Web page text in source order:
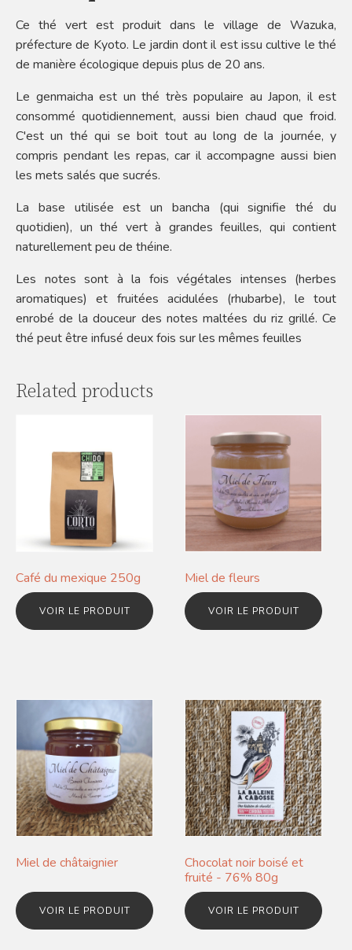
Ce thé vert est produit dans le village de Wazuka,
préfecture de Kyoto. Le jardin dont il est issu cultive le thé
de manière écologique depuis plus de 20 ans.
Le genmaicha est un thé très populaire au Japon, il est
consommé quotidiennement, aussi bien chaud que froid.
C'est un thé qui se boit tout au long de la journée, y
compris pendant les repas, car il accompagne aussi bien
les mets salés que sucrés.
La base utilisée est un bancha (qui signifie thé du
quotidien), un thé vert à grandes feuilles, qui contient
naturellement peu de théine.
Les notes sont à la fois végétales intenses (herbes
aromatiques) et fruitées acidulées (rhubarbe), le tout
enrobé de la douceur des notes maltées du riz grillé. Ce
thé peut être infusé deux fois sur les mêmes feuilles
Related products
Café du mexique 250g
VOIR LE PRODUIT
Miel de fleurs
VOIR LE PRODUIT
Miel de châtaignier
VOIR LE PRODUIT
Chocolat noir boisé et
fruité - 76% 80g
VOIR LE PRODUIT